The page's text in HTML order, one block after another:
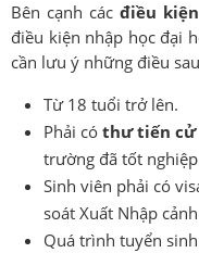
Bên cạnh các điều
điều kiện nhập học đại
cần lưu ý những điều
Từ 18 tuổi trở lên.
Phải có thư tiến cử
trường đã tốt
Sinh viên phải có
soát Xuất Nhập
Quá trình tuyển